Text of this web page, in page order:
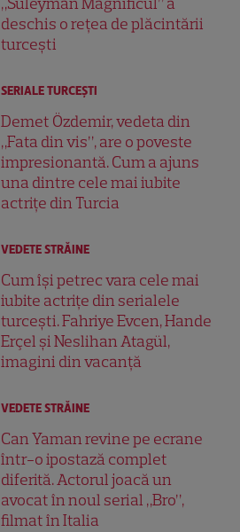
deschis o rețea de plăcintării
turcești
SERIALE TURCEŞTI
Demet Özdemir, vedeta din
„Fata din vis”, are o poveste
impresionantă. Cum a ajuns
una dintre cele mai iubite
actrițe din Turcia
VEDETE STRĂINE
Cum își petrec vara cele mai
iubite actrițe din serialele
turcești. Fahriye Evcen, Hande
Erçel și Neslihan Atagül,
imagini din vacanță
VEDETE STRĂINE
Can Yaman revine pe ecrane
într-o ipostază complet
diferită. Actorul joacă un
avocat în noul serial „Bro”,
filmat în Italia